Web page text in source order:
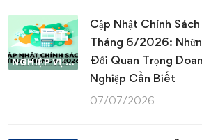
NGHIỆP VỤ KẾ TOÁN & THUẾ
Cập Nhật Chính
Tháng 6/2026:
Đổi Quan Trọng
Nghiệp Cần Biết
07/07/2026